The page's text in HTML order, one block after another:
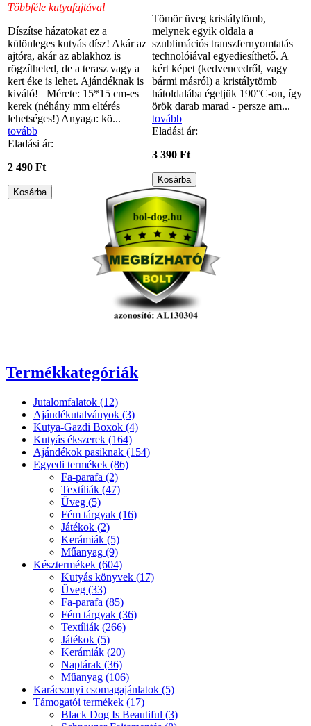
Többféle kutyafajtával
Díszítse házatokat ez a
különleges kutyás dísz! Akár az
ajtóra, akár az ablakhoz is
rögzítheted, de a terasz vagy a
kert éke is lehet. Ajándéknak is
kiváló! Mérete: 15*15 cm-es
kerek (néhány mm eltérés
lehetséges!) Anyaga: kö...
tovább
Eladási ár:
2 490 Ft
Tömör üveg kristálytömb,
melynek egyik oldala a
szublimációs transzfernyomtatás
technolóiával egyediesíthető. A
kért képet (kedvencedről, vagy
bármi másról) a kristálytömb
hátoldalába égetjük 190°C-on, így
örök darab marad - persze am...
tovább
Eladási ár:
3 390 Ft
Termékkategóriák
Jutalomfalatok (12)
Ajándékutalványok (3)
Kutya-Gazdi Boxok (4)
Kutyás ékszerek (164)
Ajándékok pasiknak (154)
Egyedi termékek (86)
Fa-parafa (2)
Textíliák (47)
Üveg (5)
Fém tárgyak (16)
Játékok (2)
Kerámiák (5)
Műanyag (9)
Késztermékek (604)
Kutyás könyvek (17)
Üveg (33)
Fa-parafa (85)
Fém tárgyak (36)
Textíliák (266)
Játékok (5)
Kerámiák (20)
Naptárak (36)
Műanyag (106)
Karácsonyi csomagajánlatok (5)
Támogatói termékek (17)
Black Dog Is Beautiful (3)